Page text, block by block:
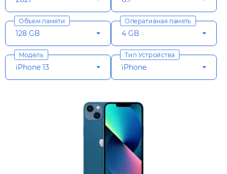
Объем памяти
128 GB
Оперативная память
4 GB
Модель
iPhone 13
Тип Устройства
iPhone